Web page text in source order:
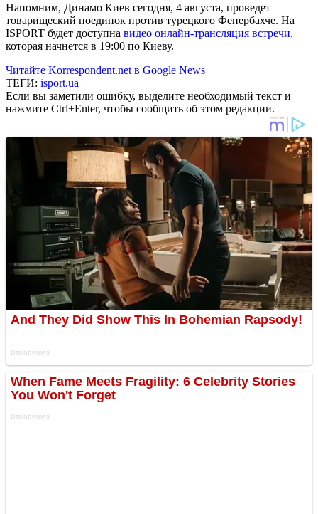
Напомним, Динамо Киев сегодня, 4 августа, проведет
товарищеский поединок против турецкого Фенербахче. На
ISPORT будет доступна видео онлайн-трансляция встречи,
которая начнется в 19:00 по Киеву.
Читайте Korrespondent.net в Google News
ТЕГИ: isport.ua
Если вы заметили ошибку, выделите необходимый текст и
нажмите Ctrl+Enter, чтобы сообщить об этом редакции.